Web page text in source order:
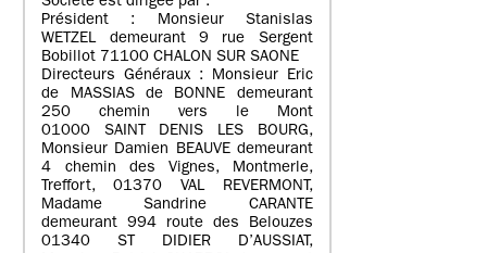
Président : Monsieur Stanislas
WETZEL demeurant 9 rue Sergent
Bobillot 71100 CHALON SUR SAONE
Directeurs Généraux : Monsieur Eric
de MASSIAS de BONNE demeurant
250 chemin vers le Mont
01000 SAINT DENIS LES BOURG,
Monsieur Damien BEAUVE demeurant
4 chemin des Vignes, Montmerle,
Treffort, 01370 VAL REVERMONT,
Madame Sandrine CARANTE
demeurant 994 route des Belouzes
01340 ST DIDIER D’AUSSIAT,